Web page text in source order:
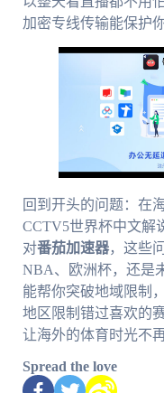
加密专线传输能保护
回到开头的问题：在
CCTV5世界杯中文解
对番茄加速器，这些
NBA、欧洲杯，还是
能帮你突破地域限制
地区限制错过喜欢
让海外的体育时光不再
Spread the love